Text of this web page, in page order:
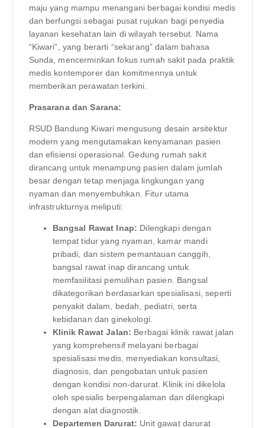
maju yang mampu menangani berbagai kondisi medis
dan berfungsi sebagai pusat rujukan bagi penyedia
layanan kesehatan lain di wilayah tersebut. Nama
“Kiwari”, yang berarti “sekarang” dalam bahasa
Sunda, mencerminkan fokus rumah sakit pada praktik
medis kontemporer dan komitmennya untuk
memberikan perawatan terkini.
Prasarana dan Sarana:
RSUD Bandung Kiwari mengusung desain arsitektur
modern yang mengutamakan kenyamanan pasien
dan efisiensi operasional. Gedung rumah sakit
dirancang untuk menampung pasien dalam jumlah
besar dengan tetap menjaga lingkungan yang
nyaman dan menyembuhkan. Fitur utama
infrastrukturnya meliputi:
Bangsal Rawat Inap: Dilengkapi dengan
tempat tidur yang nyaman, kamar mandi
pribadi, dan sistem pemantauan canggih,
bangsal rawat inap dirancang untuk
memfasilitasi pemulihan pasien. Bangsal
dikategorikan berdasarkan spesialisasi, seperti
penyakit dalam, bedah, pediatri, serta
kebidanan dan ginekologi.
Klinik Rawat Jalan: Berbagai klinik rawat jalan
yang komprehensif melayani berbagai
spesialisasi medis, menyediakan konsultasi,
diagnosis, dan pengobatan untuk pasien
dengan kondisi non-darurat. Klinik ini dikelola
oleh spesialis berpengalaman dan dilengkapi
dengan alat diagnostik.
Departemen Darurat: Unit gawat darurat